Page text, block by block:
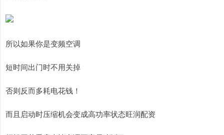
所以如果你是变频空调
短时间出门时不用关掉
否则反而多耗电花钱！
而且启动时压缩机会变成高功率状态旺润配资